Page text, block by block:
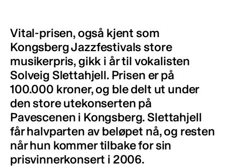
Vital-prisen, også kjent som
Kongsberg Jazzfestivals store
musikerpris, gikk i år til vokalisten
Solveig Slettahjell. Prisen er på
100.000 kroner, og ble delt ut under
den store utekonserten på
Pavescenen i Kongsberg. Slettahjell
får halvparten av beløpet nå, og resten
når hun kommer tilbake for sin
prisvinnerkonsert i 2006.